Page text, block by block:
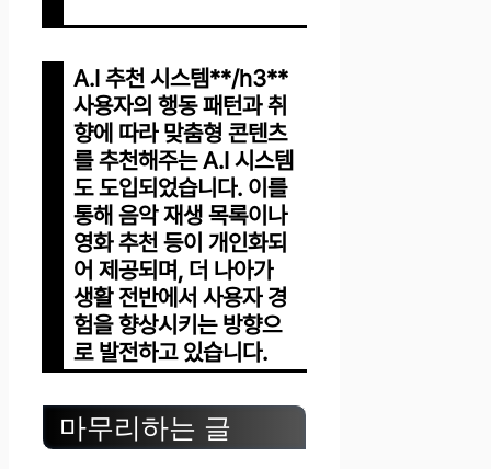
A.I 추천 시스템**/h3**
사용자의 행동 패턴과 취
향에 따라 맞춤형 콘텐츠
를 추천해주는 A.I 시스템
도 도입되었습니다. 이를
통해 음악 재생 목록이나
영화 추천 등이 개인화되
어 제공되며, 더 나아가
생활 전반에서 사용자 경
험을 향상시키는 방향으
로 발전하고 있습니다.
마무리하는 글